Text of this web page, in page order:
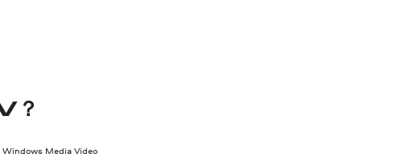
？
Windows Media Video